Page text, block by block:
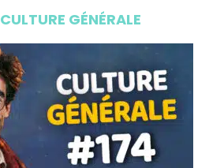
CULTURE GÉNÉRALE